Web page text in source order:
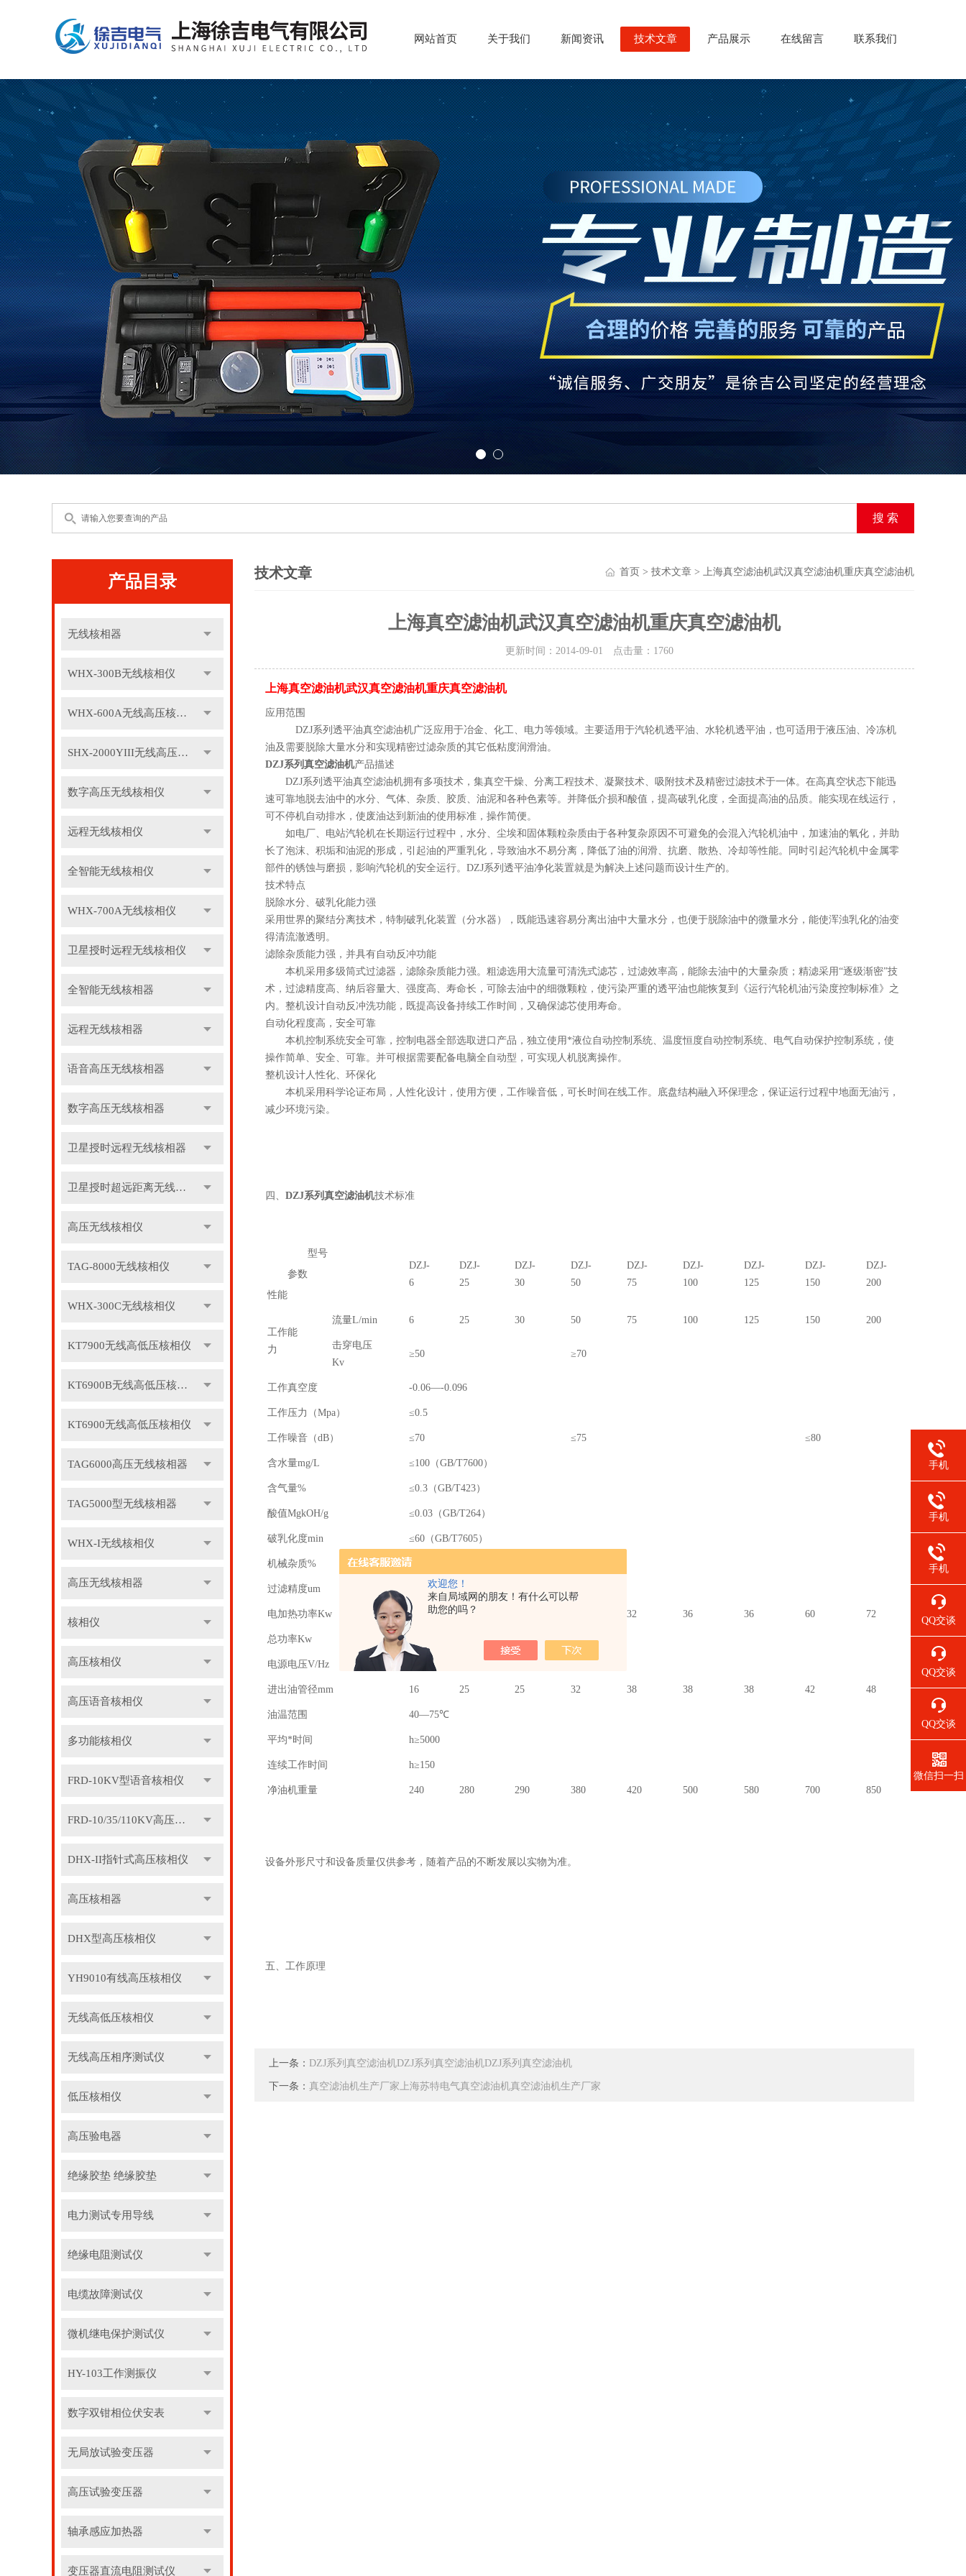
欢迎您！
来自局域网的朋友！有什么可以帮
助您的吗？
网站首页 关于我们 新闻资讯 技术文章 产品展示 在线留言 联系我们
产品目录
无线核相器
WHX-300B无线核相仪
WHX-600A无线高压核相仪
SHX-2000YIII无线高压核相仪
数字高压无线核相仪
远程无线核相仪
全智能无线核相仪
WHX-700A无线核相仪
卫星授时远程无线核相仪
全智能无线核相器
远程无线核相器
语音高压无线核相器
数字高压无线核相器
卫星授时远程无线核相器
卫星授时超远距离无线核相器
高压无线核相仪
TAG-8000无线核相仪
WHX-300C无线核相仪
KT7900无线高低压核相仪
KT6900B无线高低压核相仪
KT6900无线高低压核相仪
TAG6000高压无线核相器
TAG5000型无线核相器
WHX-I无线核相仪
高压无线核相器
核相仪
高压核相仪
高压语音核相仪
多功能核相仪
FRD-10KV型语音核相仪
FRD-10/35/110KV高压语音核相器
DHX-II指针式高压核相仪
高压核相器
DHX型高压核相仪
YH9010有线高压核相仪
无线高低压核相仪
无线高压相序测试仪
低压核相仪
高压验电器
绝缘胶垫 绝缘胶垫
电力测试专用导线
绝缘电阻测试仪
电缆故障测试仪
微机继电保护测试仪
HY-103工作测振仪
数字双钳相位伏安表
无局放试验变压器
高压试验变压器
轴承感应加热器
变压器直流电阻测试仪
技术文章 首页 > 技术文章 > 上海真空滤油机武汉真空滤油机重庆真空滤油机
上海真空滤油机武汉真空滤油机重庆真空滤油机
更新时间：2014-09-01 点击量： 1760
上海真空滤油机武汉真空滤油机重庆真空滤油机
应用范围
DZJ系列透平油真空滤油机广泛应用于冶金、化工、电力等领域。主要适用于汽轮机透平油、水轮机透平油，也可适用于液压油、冷冻机
油及需要脱除大量水分和实现精密过滤杂质的其它低粘度润滑油。
DZJ系列真空滤油机产品描述
DZJ系列透平油真空滤油机拥有多项技术，集真空干燥、分离工程技术、凝聚技术、吸附技术及精密过滤技术于一体。在高真空状态下能迅
速可靠地脱去油中的水分、气体、杂质、胶质、油泥和各种色素等。并降低介损和酸值，提高破乳化度，全面提高油的品质。能实现在线运行，
可不停机自动排水，使废油达到新油的使用标准，操作简便。
如电厂、电站汽轮机在长期运行过程中，水分、尘埃和固体颗粒杂质由于各种复杂原因不可避免的会混入汽轮机油中，加速油的氧化，并助
长了泡沫、积垢和油泥的形成，引起油的严重乳化，导致油水不易分离，降低了油的润滑、抗磨、散热、冷却等性能。同时引起汽轮机中金属零
部件的锈蚀与磨损，影响汽轮机的安全运行。DZJ系列透平油净化装置就是为解决上述问题而设计生产的。
技术特点
脱除水分、破乳化能力强
采用世界的聚结分离技术，特制破乳化装置（分水器），既能迅速容易分离出油中大量水分，也便于脱除油中的微量水分，能使浑浊乳化的油变
得清流澈透明。
滤除杂质能力强，并具有自动反冲功能
本机采用多级筒式过滤器，滤除杂质能力强。粗滤选用大流量可清洗式滤芯，过滤效率高，能除去油中的大量杂质；精滤采用“逐级渐密”技
术，过滤精度高、纳后容量大、强度高、寿命长，可除去油中的细微颗粒，使污染严重的透平油也能恢复到《运行汽轮机油污染度控制标准》之
内。整机设计自动反冲洗功能，既提高设备持续工作时间，又确保滤芯使用寿命。
自动化程度高，安全可靠
本机控制系统安全可靠，控制电器全部选取进口产品，独立使用*液位自动控制系统、温度恒度自动控制系统、电气自动保护控制系统，使
操作简单、安全、可靠。并可根据需要配备电脑全自动型，可实现人机脱离操作。
整机设计人性化、环保化
本机采用科学论证布局，人性化设计，使用方便，工作噪音低，可长时间在线工作。底盘结构融入环保理念，保证运行过程中地面无油污，
减少环境污染。
四、 DZJ系列真空滤油机技术标准
型号
参数
性能
DZJ-
6
DZJ-
25
DZJ-
30
DZJ-
50
DZJ-
75
DZJ-
100
DZJ-
125
DZJ-
150
DZJ-
200
工作能
力
流量L/min 6 25 30 50 75 100 125 150 200
击穿电压
Kv
≥50 ≥70
工作真空度 -0.06—-0.096
工作压力（Mpa） ≤0.5
工作噪音（dB） ≤70 ≤75 ≤80
含水量mg/L ≤100（GB/T7600）
含气量% ≤0.3（GB/T423）
酸值MgkOH/g ≤0.03（GB/T264）
破乳化度min ≤60（GB/T7605）
机械杂质% 无
过滤精度um
电加热功率Kw 6 10 32 36 36 60 72
总功率Kw
电源电压V/Hz 380/50三相四线
进出油管径mm 16 25 25 32 38 38 38 42 48
油温范围 40—75℃
平均*时间 h≥5000
连续工作时间 h≥150
净油机重量 240 280 290 380 420 500 580 700 850
设备外形尺寸和设备质量仅供参考，随着产品的不断发展以实物为准。
五、工作原理
上一条： DZJ系列真空滤油机DZJ系列真空滤油机DZJ系列真空滤油机
下一条： 真空滤油机生产厂家上海苏特电气真空滤油机真空滤油机生产厂家
手机
手机
手机
QQ交谈
QQ交谈
QQ交谈
微信扫一扫